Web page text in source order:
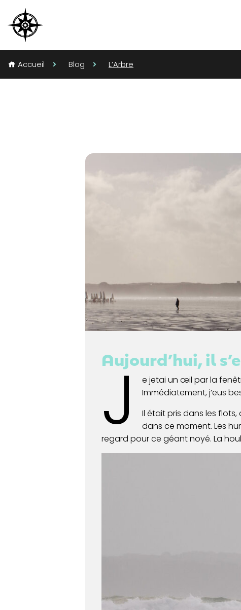
Accueil Blog L’Arbre
Aujourd’hui, il
J
e jetai un œil par la
Immédiatement, j’eus
Il était pris dans les
dans ce moment. Les
regard pour ce géant noyé. La